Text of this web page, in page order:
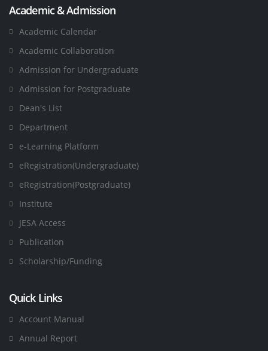
Academic & Admission
Academic Calendar
Academic Collaboration
Admission for Undergraduate
Admission for Postgraduate
Dean's List
Department
e-Learning Platform
eRegistration(Undergraduate)
eRegistration(Postgraduate)
Institute
JESA Access
Publication
Scholarship/Funding
Quick Links
Account Manual
Annual Report